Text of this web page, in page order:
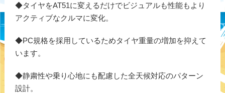
◆タイヤをAT51に変えるだけでビジュアルも性能もより
アクティブなクルマに変化。
◆PC規格を採用しているためタイヤ重量の増加を抑えて
います。
◆静粛性や乗り心地にも配慮した全天候対応のパターン
設計。